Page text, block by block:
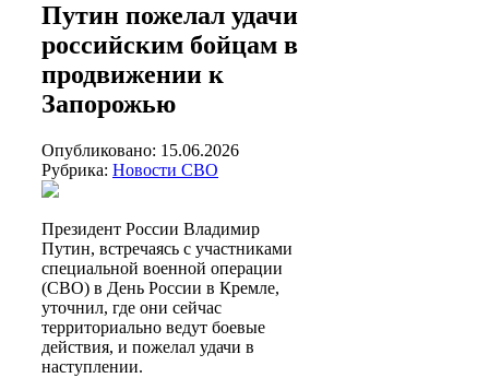
Путин пожелал удачи
российским бойцам в
продвижении к
Запорожью
Опубликовано: 15.06.2026
Рубрика: Новости СВО
Президент России Владимир
Путин, встречаясь с участниками
специальной военной операции
(СВО) в День России в Кремле,
уточнил, где они сейчас
территориально ведут боевые
действия, и пожелал удачи в
наступлении.